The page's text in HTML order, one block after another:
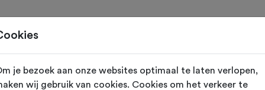
je bezoek aan onze websites optimaal te laten verlopen,
wij gebruik van cookies. Cookies om het verkeer te